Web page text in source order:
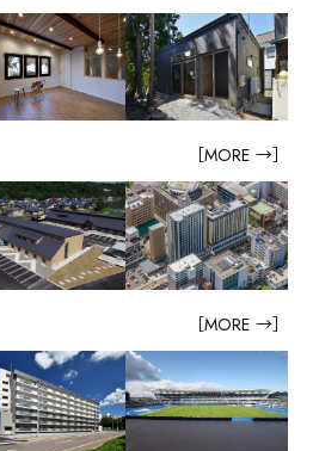
［MORE →］
［MORE →］